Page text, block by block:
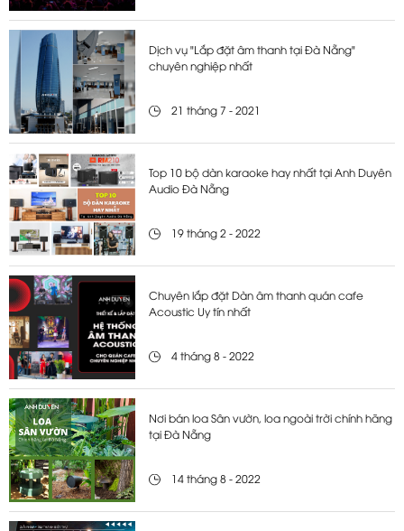
Dịch vụ "Lắp đặt âm thanh tại Đà Nẵng"
chuyên nghiệp nhất
21 tháng 7 - 2021
Top 10 bộ dàn karaoke hay nhất tại Anh Duyên
Audio Đà Nẵng
19 tháng 2 - 2022
Chuyên lắp đặt Dàn âm thanh quán cafe
Acoustic Uy tín nhất
4 tháng 8 - 2022
Nơi bán loa Sân vườn, loa ngoài trời chính hãng
tại Đà Nẵng
14 tháng 8 - 2022